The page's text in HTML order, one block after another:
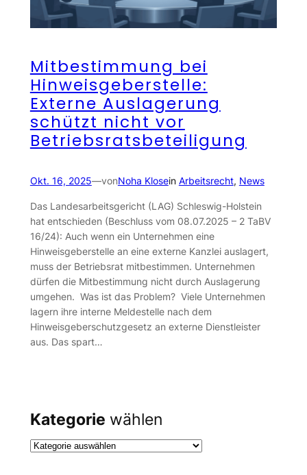
Mitbestimmung bei
Hinweisgeberstelle:
Externe Auslagerung
schützt nicht vor
Betriebsratsbeteiligung
Okt. 16, 2025—vonNoha Klosein Arbeitsrecht, News
Das Landesarbeitsgericht (LAG) Schleswig-Holstein
hat entschieden (Beschluss vom 08.07.2025 – 2 TaBV
16/24): Auch wenn ein Unternehmen eine
Hinweisgeberstelle an eine externe Kanzlei auslagert,
muss der Betriebsrat mitbestimmen. Unternehmen
dürfen die Mitbestimmung nicht durch Auslagerung
umgehen. Was ist das Problem? Viele Unternehmen
lagern ihre interne Meldestelle nach dem
Hinweisgeberschutzgesetz an externe Dienstleister
aus. Das spart…
Kategorie wählen